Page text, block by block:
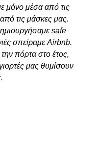
μόνο μέσα από τις
τις μάσκες μας.
safe
σπείραμε Airbnb.
πόρτα στο έτος,
μας θυμίσουν